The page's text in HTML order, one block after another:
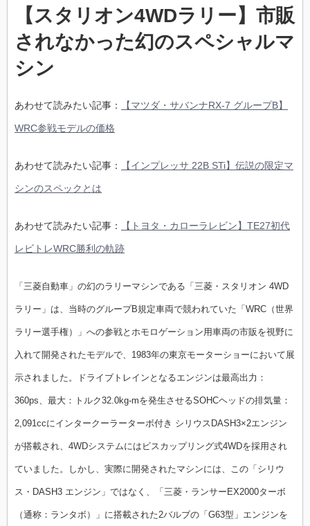
【スタリオン4WDラリー】市販
されなかった幻のスペシャルマ
シン
あわせて読みたい記事： 【マツダ・サバンナRX-7 グループB】
WRC参戦モデルの価格
あわせて読みたい記事： 【インプレッサ 22B STi】伝説の限定マ
シンのスペックとは
あわせて読みたい記事： 【トヨタ・カローラレビン】TE27初代
レビトレWRC勝利の軌跡
「三菱自動車」の幻のラリーマシンである「三菱・スタリオン 4WD
ラリー」は、当時のグループB規定車両で競われていた「WRC（世界
ラリー選手権）」への参戦とホモロゲーション用車両の市販を視野に
入れて開発されたモデルで、1983年の東京モーターショーにおいて展
示されました。ドライブトレインとなるエンジンは最高出力：
360ps、最大：トルク32.0kg-mを発生させるSOHCヘッドの排気量：
2,091ccにインタークーラーターボ付き シリウスDASH3×2エンジン
が搭載され、4WDシステムにはビスカップリング式4WDを採用され
ていました。しかし、 実際に開発されたマシンには、この「シリウ
ス・DASH3 エンジン」ではなく、「三菱・ランサーEX2000ターボ
（通称：ランタボ）」に搭載された2バルブの「G63型」エンジンを